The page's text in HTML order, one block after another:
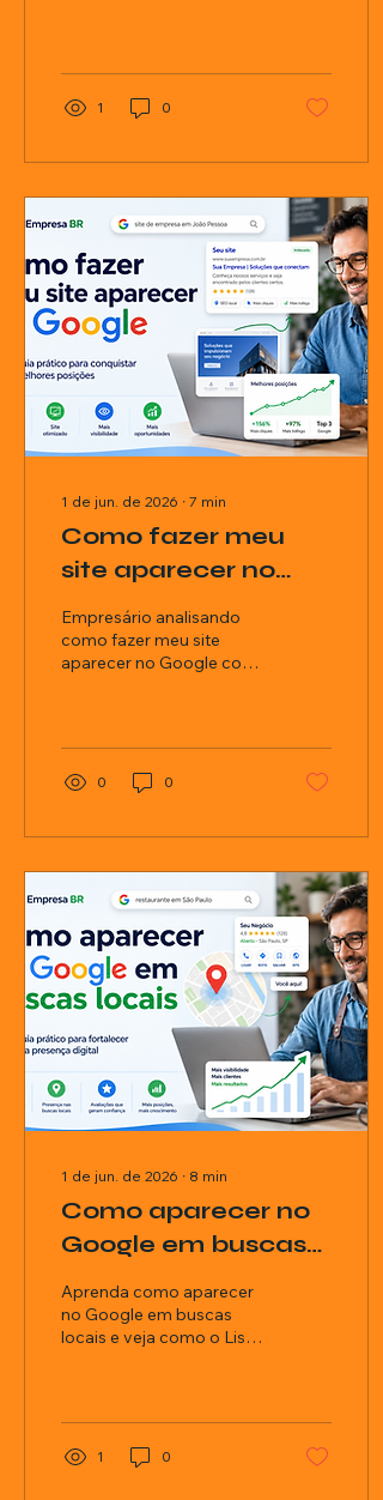
1 0
1 de jun. de 2026 ∙ 7 min
Como fazer meu
site aparecer no
Google: guia prático
para empresas
Empresário analisando
como fazer meu site
aparecer no Google com
0 0
1 de jun. de 2026 ∙ 8 min
Como aparecer no
Google em buscas
locais: veja como
fortalecer sua
presença digital
Aprenda como aparecer
no Google em buscas
locais e veja como o Lista
1 0